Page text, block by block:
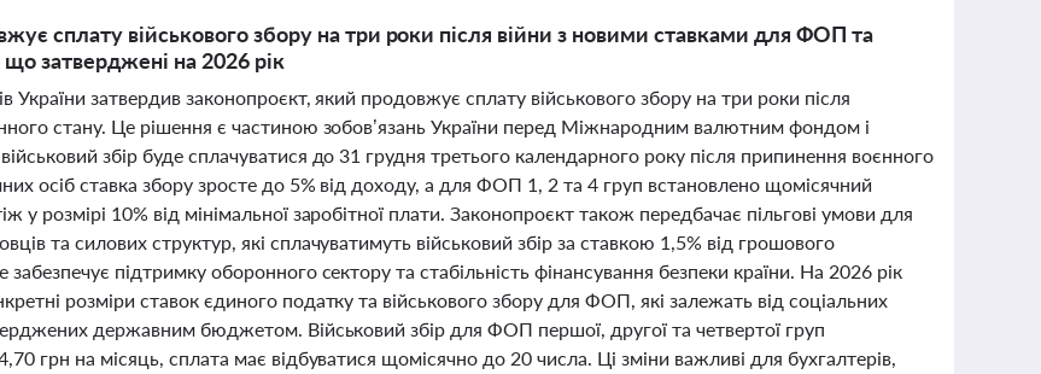
сплату військового збору на три роки після війни з новими ставками для ФОП та
що затверджені на 2026 рік
України затвердив законопроєкт, який продовжує сплату військового збору на три роки після
стану. Це рішення є частиною зобов’язань України перед Міжнародним валютним фондом і
збір буде сплачуватися до 31 грудня третього календарного року після припинення воєнного
осіб ставка збору зросте до 5% від доходу, а для ФОП 1, 2 та 4 груп встановлено щомісячний
у розмірі 10% від мінімальної заробітної плати. Законопроєкт також передбачає пільгові умови для
та силових структур, які сплачуватимуть військовий збір за ставкою 1,5% від грошового
забезпечує підтримку оборонного сектору та стабільність фінансування безпеки країни. На 2026 рік
розміри ставок єдиного податку та військового збору для ФОП, які залежать від соціальних
державним бюджетом. Військовий збір для ФОП першої, другої та четвертої груп
грн на місяць, сплата має відбуватися щомісячно до 20 числа. Ці зміни важливі для бухгалтерів,